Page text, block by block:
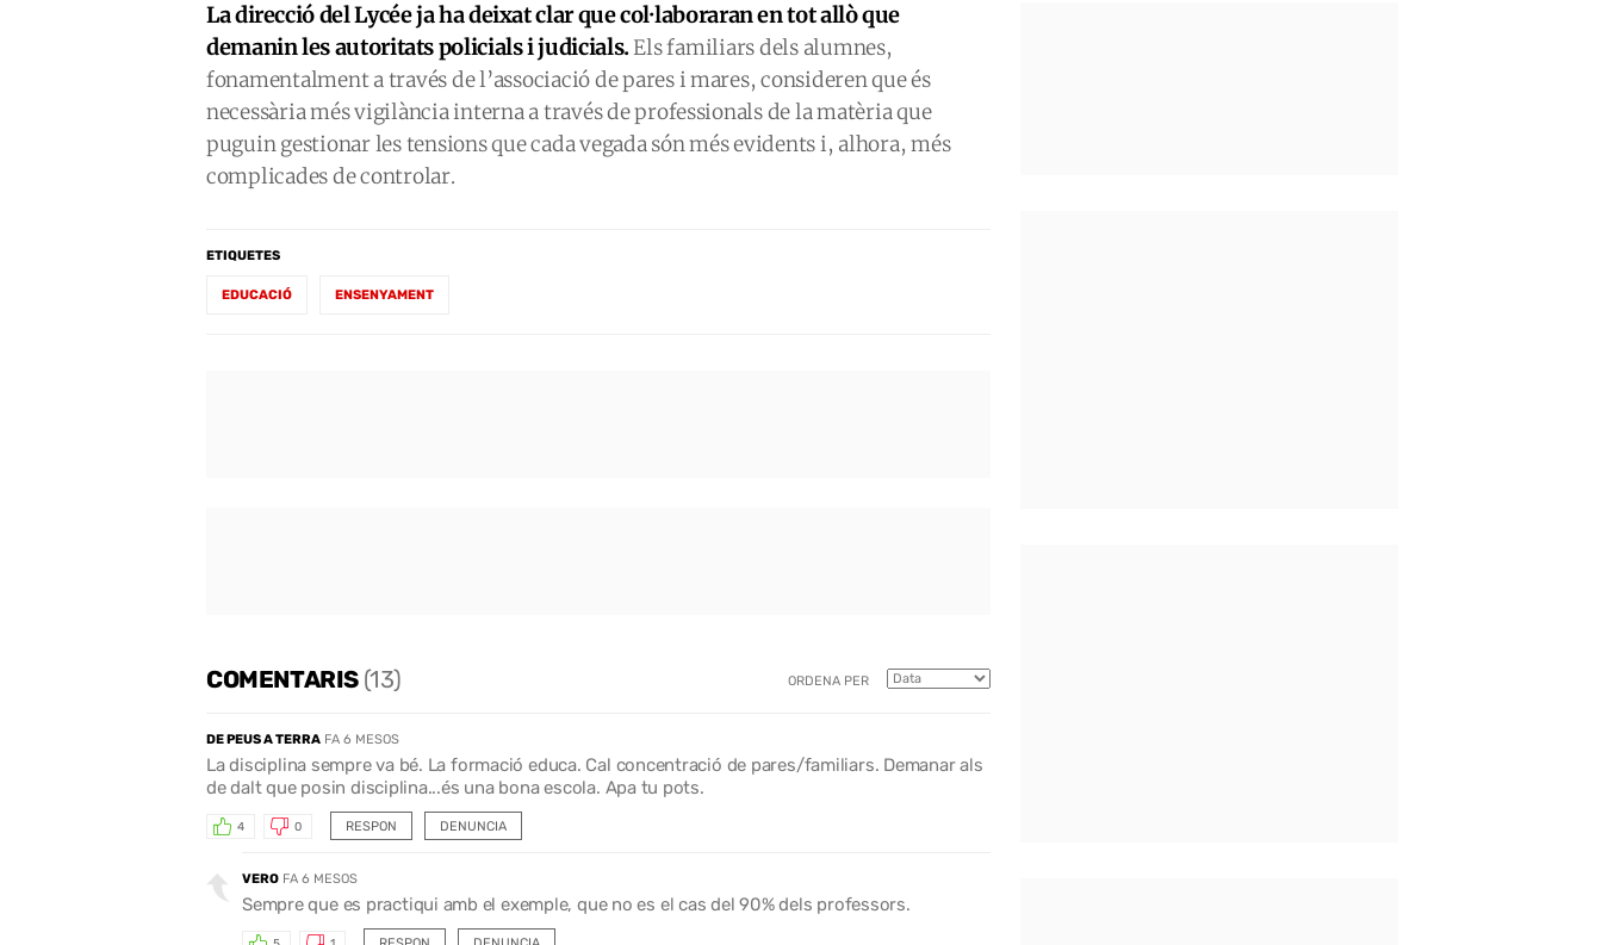
La direcció del Lycée ja ha deixat clar que col·laboraran en tot allò que
demanin les autoritats policials i judicials.Els familiars dels alumnes,
fonamentalment a través de l’associació de pares i mares, consideren que és
necessària més vigilància interna a través de professionals de la matèria que
puguin gestionar les tensions que cada vegada són més evidents i, alhora, més
complicades de controlar.
ETIQUETES
EDUCACIÓ ENSENYAMENT
COMENTARIS (13) ORDENA PER
DE PEUS A TERRA FA 6 MESOS
La disciplina sempre va bé. La formació educa. Cal concentració de pares/familiars. Demanar als
de dalt que posin disciplina...és una bona escola. Apa tu pots.
RESPON
4 0 DENUNCIA
VERO FA 6 MESOS
Sempre que es practiqui amb el exemple, que no es el cas del 90% dels professors.